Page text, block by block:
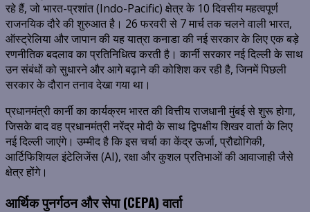
रहे हैं, जो भारत-प्रशांत (Indo-Pacific) क्षेत्र के 10 दिवसीय महत्वपूर्ण
राजनयिक दौरे की शुरुआत है। 26 फरवरी से 7 मार्च तक चलने वाली भारत,
ऑस्ट्रेलिया और जापान की यह यात्रा कनाडा की नई सरकार के लिए एक बड़े
रणनीतिक बदलाव का प्रतिनिधित्व करती है। कार्नी सरकार नई दिल्ली के साथ
उन संबंधों को सुधारने और आगे बढ़ाने की कोशिश कर रही है, जिनमें पिछली
सरकार के दौरान तनाव देखा गया था।
प्रधानमंत्री कार्नी का कार्यक्रम भारत की वित्तीय राजधानी मुंबई से शुरू होगा,
जिसके बाद वह प्रधानमंत्री नरेंद्र मोदी के साथ द्विपक्षीय शिखर वार्ता के लिए
नई दिल्ली जाएंगे। उम्मीद है कि इस चर्चा का केंद्र ऊर्जा, प्रौद्योगिकी,
आर्टिफिशियल इंटेलिजेंस (AI), रक्षा और कुशल प्रतिभाओं की आवाजाही जैसे
क्षेत्र होंगे।
आर्थिक पुनर्गठन और सेपा (CEPA) वार्ता